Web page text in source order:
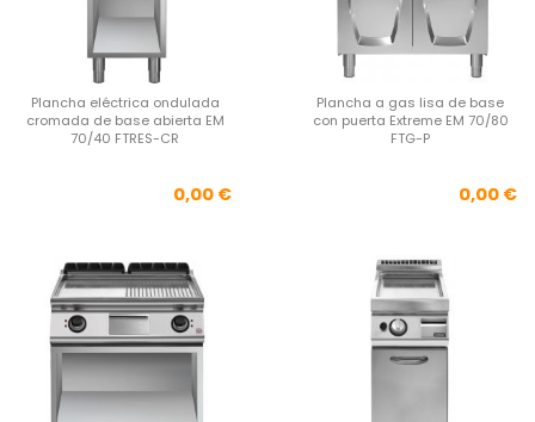
Plancha eléctrica ondulada
cromada de base abierta EM
70/40 FTRES-CR
Precio
0,00 €
Plancha a gas lisa de base
con puerta Extreme EM 70/80
FTG-P
0,00 €